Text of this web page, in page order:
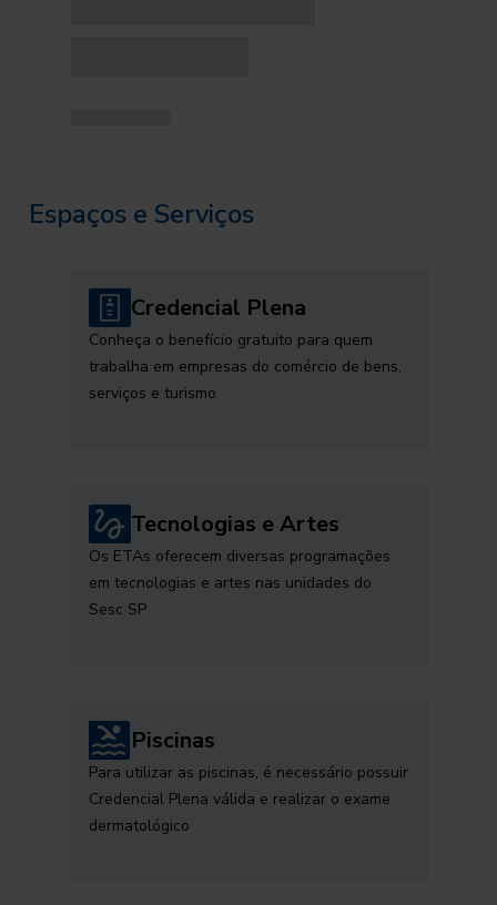
Espaços e Serviços
Credencial Plena
Conheça o benefício gratuito para quem
trabalha em empresas do comércio de bens,
serviços e turismo
Tecnologias e Artes
Os ETAs oferecem diversas programações
em tecnologias e artes nas unidades do
Sesc SP
Piscinas
Para utilizar as piscinas, é necessário possuir
Credencial Plena válida e realizar o exame
dermatológico